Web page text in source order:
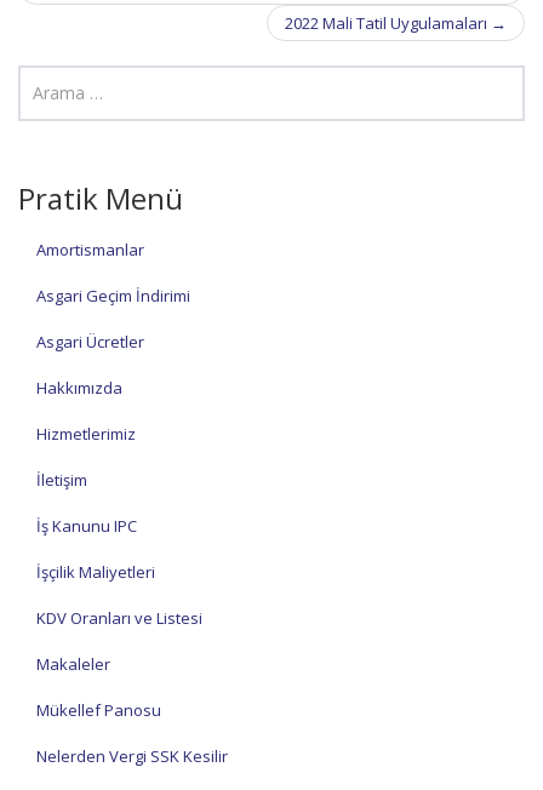
2022 Mali Tatil Uygulamaları →
Pratik Menü
Amortismanlar
Asgari Geçim İndirimi
Asgari Ücretler
Hakkımızda
Hizmetlerimiz
İletişim
İş Kanunu IPC
İşçilik Maliyetleri
KDV Oranları ve Listesi
Makaleler
Mükellef Panosu
Nelerden Vergi SSK Kesilir